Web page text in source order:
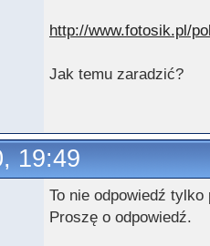
http://www.fotosik.pl/
Jak temu zaradzić?
19:49
To nie odpowiedź
Proszę o odpowiedź.